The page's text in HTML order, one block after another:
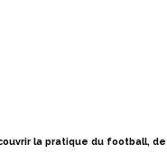
la pratique du football,